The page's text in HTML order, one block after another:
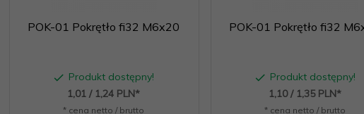
POK-01 Pokrętło fi32 M6x20
Produkt dostępny!
1,01 / 1,24 PLN*
* cena netto / brutto
POK-01 Pokrętło fi32
Produkt dostępny!
1,10 / 1,35 PLN*
* cena netto / brutto